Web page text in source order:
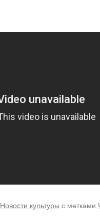
Новости культуры с метками